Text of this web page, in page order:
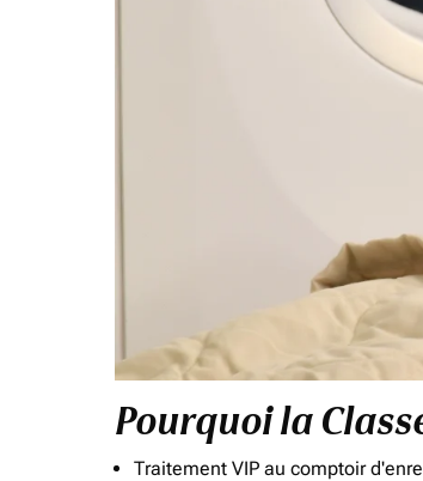
Pourquoi la
Traitement VIP au comptoir